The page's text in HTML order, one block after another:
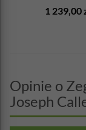
1 239,00
Opinie o
Joseph